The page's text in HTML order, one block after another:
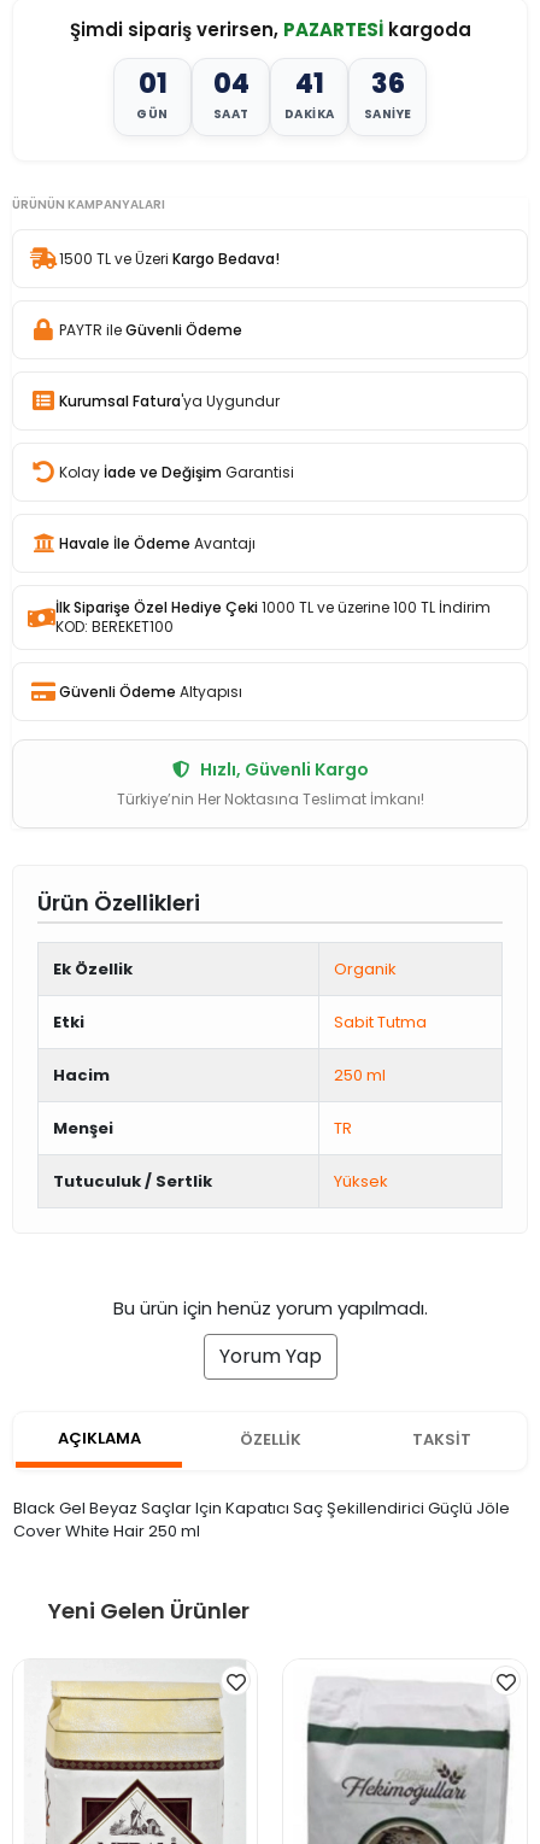
Şimdi sipariş verirsen, PAZARTESİkargoda
01
GÜN
04
SAAT
41
DAKIKA
35
SANIYE
ÜRÜNÜN KAMPANYALARI
1500 TL ve Üzeri Kargo Bedava!
PAYTR ileGüvenli Ödeme
Kurumsal Fatura'ya Uygundur
Kolay İade ve Değişim Garantisi
Havale İle Ödeme Avantajı
İlk Siparişe Özel Hediye Çeki1000 TL ve üzerine 100 TL İndirim
KOD: BEREKET100
Güvenli Ödeme Altyapısı
Hızlı, Güvenli Kargo
Türkiye’nin Her Noktasına Teslimat İmkanı!
Ürün Özellikleri
Ek Özellik Organik
Etki Sabit Tutma
Hacim 250 ml
Menşei TR
Tutuculuk / Sertlik Yüksek
Bu ürün için henüz yorum yapılmadı.
Yorum Yap
AÇIKLAMA ÖZELLİK TAKSİT
Black Gel Beyaz Saçlar Için Kapatıcı Saç Şekillendirici Güçlü Jöle
Cover White Hair 250 ml
Yeni Gelen Ürünler